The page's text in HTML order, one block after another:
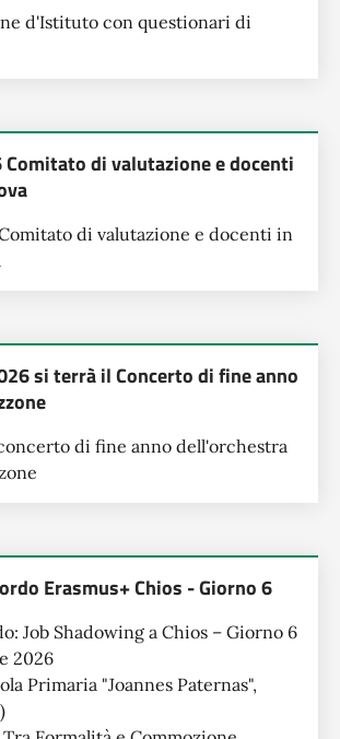
d'Istituto con questionari di
di valutazione e docenti
di valutazione e docenti in
si terrà il Concerto di fine anno
di fine anno dell'orchestra
Erasmus+ Chios - Giorno 6
Job Shadowing a Chios – Giorno 6
2026
Primaria "Joannes Paternas",